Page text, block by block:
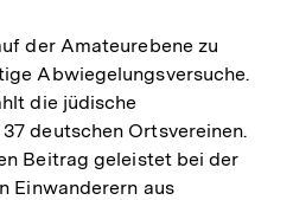
der Amateurebene zu
Abwiegelungsversuche.
die jüdische
deutschen Ortsvereinen.
Beitrag geleistet bei der
Einwanderern aus